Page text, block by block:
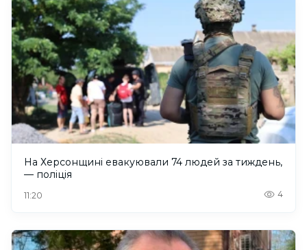
На Херсонщині евакуювали 74 людей за тиждень,
— поліція
11:20 4